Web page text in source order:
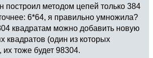
построил методом цепей только 384
6*64, я правильно умножила?
квадратам можно добавить новую
квадратов (один из которых
тоже будет 98304.